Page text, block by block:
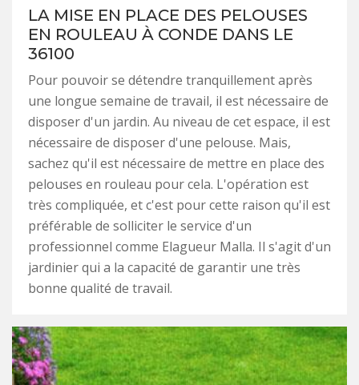
LA MISE EN PLACE DES PELOUSES
EN ROULEAU À CONDE DANS LE
36100
Pour pouvoir se détendre tranquillement après
une longue semaine de travail, il est nécessaire de
disposer d'un jardin. Au niveau de cet espace, il est
nécessaire de disposer d'une pelouse. Mais,
sachez qu'il est nécessaire de mettre en place des
pelouses en rouleau pour cela. L'opération est
très compliquée, et c'est pour cette raison qu'il est
préférable de solliciter le service d'un
professionnel comme Elagueur Malla. Il s'agit d'un
jardinier qui a la capacité de garantir une très
bonne qualité de travail.